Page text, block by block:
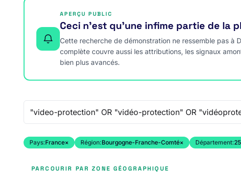
APERÇU PUBLIC
Ceci n’est qu’une infime partie de la
Cette recherche de démonstration ne ressemble pas à
complète couvre aussi les attributions, les signaux
bien plus avancés.
Pays:France× Région:Bourgogne-Franche-Comté× Département:
PARCOURIR PAR ZONE GÉOGRAPHIQUE